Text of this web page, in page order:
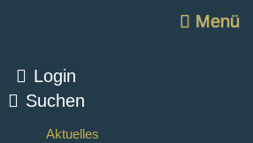
Login
Suchen
Menü
Aktuelles